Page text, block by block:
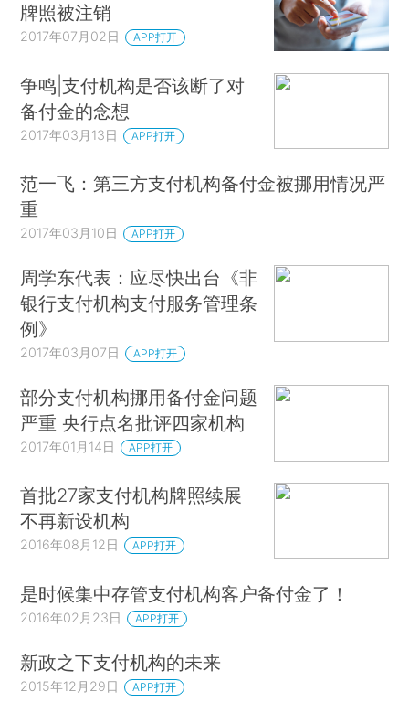
牌照被注销
2017年07月02日 APP打开
争鸣|支付机构是否该断了对
备付金的念想
2017年03月13日 APP打开
范一飞：第三方支付机构备付金被挪用情况严
重
2017年03月10日 APP打开
周学东代表：应尽快出台《非
银行支付机构支付服务管理条
例》
2017年03月07日 APP打开
部分支付机构挪用备付金问题
严重 央行点名批评四家机构
2017年01月14日 APP打开
首批27家支付机构牌照续展
不再新设机构
2016年08月12日 APP打开
是时候集中存管支付机构客户备付金了！
2016年02月23日 APP打开
新政之下支付机构的未来
2015年12月29日 APP打开